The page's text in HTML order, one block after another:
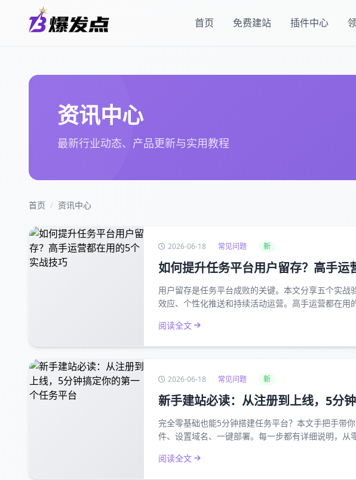
首页 免费建站 插件中心
资讯中心
最新行业动态、产品更新与实用教程
首页 / 资讯中心
2026-06-18 常见问题 新
如何提升任务平台用户留存？高手运
用户留存是任务平台成败的关键。本文分享五个实
效应、个性化推送和持续活动运营。高手运营都在用
阅读全文
2026-06-18 常见问题 新
新手建站必读：从注册到上线，5分
完全零基础也能5分钟搭建任务平台？本文手把手带
件、设置域名、一键部署。每一步都有详细说明，从
阅读全文